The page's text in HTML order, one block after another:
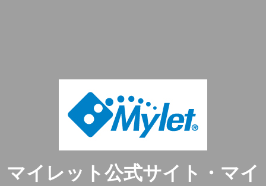
マイレット公式サイト・マイ